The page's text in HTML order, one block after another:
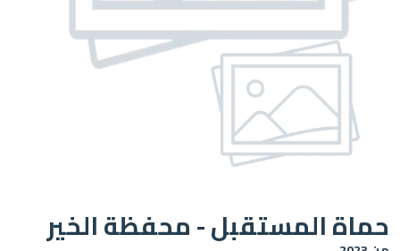
المستقبل - محفظة الخير